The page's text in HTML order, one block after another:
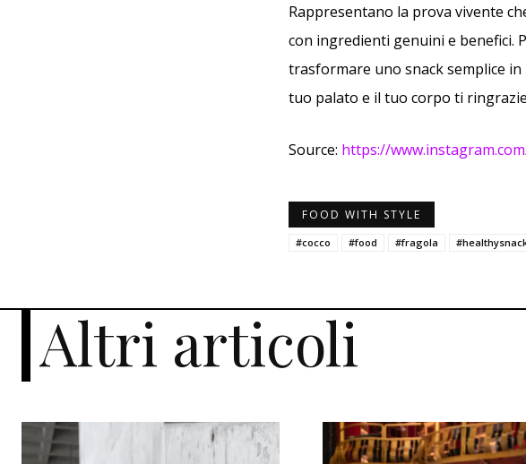
Rappresentano la prova vivente
con ingredienti genuini e benefici.
trasformare uno snack semplice
tuo palato e il tuo corpo ti
Source: https://
FOOD WITH STYLE
#cocco #food #fragola
Altri articoli